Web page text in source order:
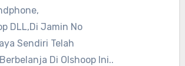
DLL,Di Jamin No
Sendiri Telah
Di Olshoop Ini..